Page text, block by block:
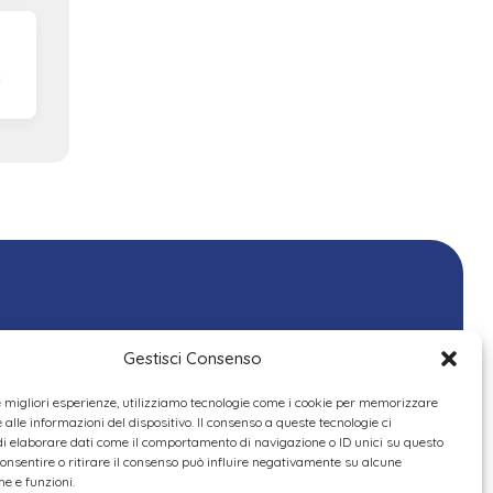
Gestisci Consenso
migliori esperienze, utilizziamo tecnologie come i cookie per memorizzare
alle informazioni del dispositivo. Il consenso a queste tecnologie ci
elaborare dati come il comportamento di navigazione o ID unici su questo
o ritirare il consenso può influire negativamente su alcune
e funzioni.